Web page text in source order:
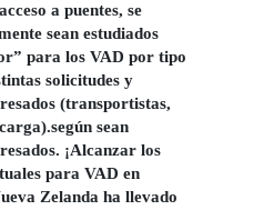
a puentes, se
sean estudiados
para los VAD por tipo
solicitudes y
(transportistas,
sean
¡Alcanzar los
para VAD en
Zelanda ha llevado